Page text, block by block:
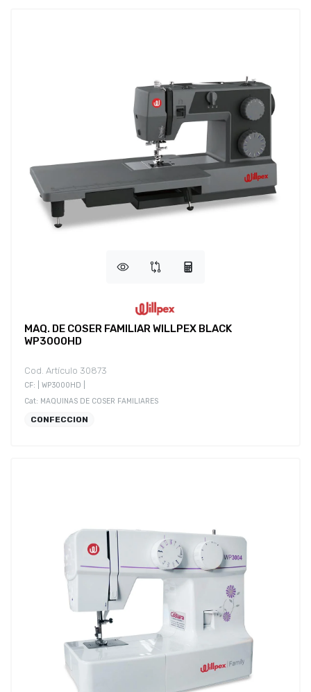
MAQ. DE COSER FAMILIAR WILLPEX BLACK
WP3000HD
Cod. Artículo 30873
CF: | WP3000HD |
Cat: MAQUINAS DE COSER FAMILIARES
CONFECCION